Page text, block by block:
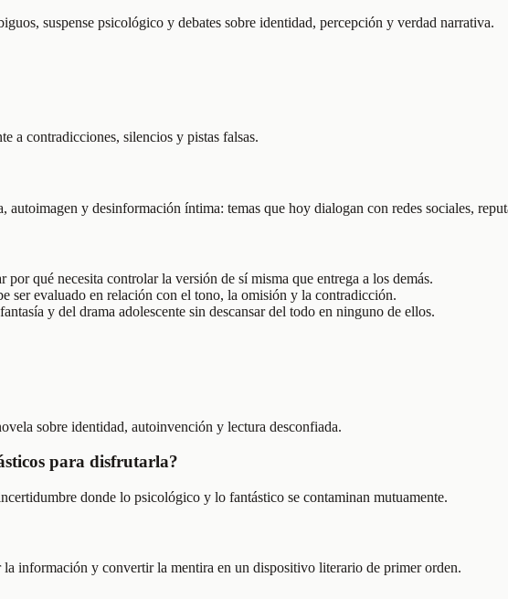
suspense psicológico y debates sobre identidad, percepción y verdad narrativa.
a contradicciones, silencios y pistas falsas.
y desinformación íntima: temas que hoy dialogan con redes sociales,
qué necesita controlar la versión de sí misma que entrega a los demás.
ser evaluado en relación con el tono, la omisión y la contradicción.
y del drama adolescente sin descansar del todo en ninguno de ellos.
sobre identidad, autoinvención y lectura desconfiada.
para disfrutarla?
donde lo psicológico y lo fantástico se contaminan mutuamente.
información y convertir la mentira en un dispositivo literario de primer orden.